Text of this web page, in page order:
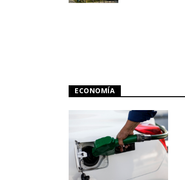
ECONOMÍA